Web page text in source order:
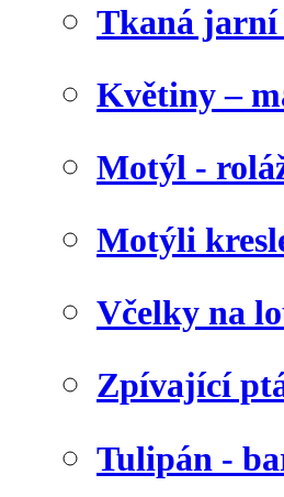
Tkaná
Květiny –
Motýl -
Motýli
Včelky na
Zpívající
Tulipán -